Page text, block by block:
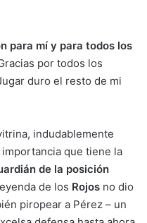
para mí y para todos los
por todos los
duro el resto de mi
indudablemente
que tiene la
de la posición
de los Rojos no dio
piropear a Pérez – un